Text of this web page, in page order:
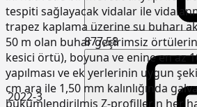
2022-3
877,58
tespiti sağlayacak vidalar ile
trapez kaplama üzerine su buharı
50 m olan buhar geçirimsiz
kesici örtü), boyuna ve enine en az
yapılması ve ek yerlerinin uygun
cm ara ile 1,50 mm kalınlığında
bükümlendirilmiş Z-profillerin her